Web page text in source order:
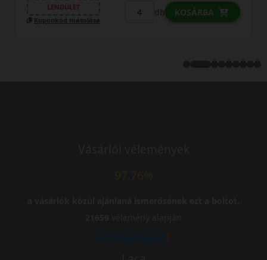
LENDÜLET
Kuponkód másolása
db KOSÁRBA